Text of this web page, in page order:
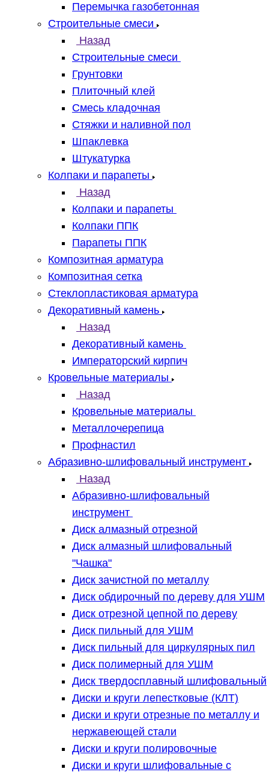
Перемычка газобетонная
Строительные смеси
Назад
Строительные смеси
Грунтовки
Плиточный клей
Смесь кладочная
Стяжки и наливной пол
Шпаклевка
Штукатурка
Колпаки и парапеты
Назад
Колпаки и парапеты
Колпаки ППК
Парапеты ППК
Композитная арматура
Композитная сетка
Стеклопластиковая арматура
Декоративный камень
Назад
Декоративный камень
Императорский кирпич
Кровельные материалы
Назад
Кровельные материалы
Металлочерепица
Профнастил
Абразивно-шлифовальный инструмент
Назад
Абразивно-шлифовальный
инструмент
Диск алмазный отрезной
Диск алмазный шлифовальный
"Чашка"
Диск зачистной по металлу
Диск обдирочный по дереву для УШМ
Диск отрезной цепной по дереву
Диск пильный для УШМ
Диск пильный для циркулярных пил
Диск полимерный для УШМ
Диск твердосплавный шлифовальный
Диски и круги лепестковые (КЛТ)
Диски и круги отрезные по металлу и
нержавеющей стали
Диски и круги полировочные
Диски и круги шлифовальные с